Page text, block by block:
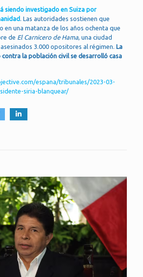
siendo investigado en Suiza por
. Las autoridades sostienen que
en una matanza de los años ochenta que
de El Carnicero de Hama, una ciudad
3.000 opositores al régimen. La
la población civil se desarrolló casa
espana/tribunales/2023-03-
siria-blanquear/